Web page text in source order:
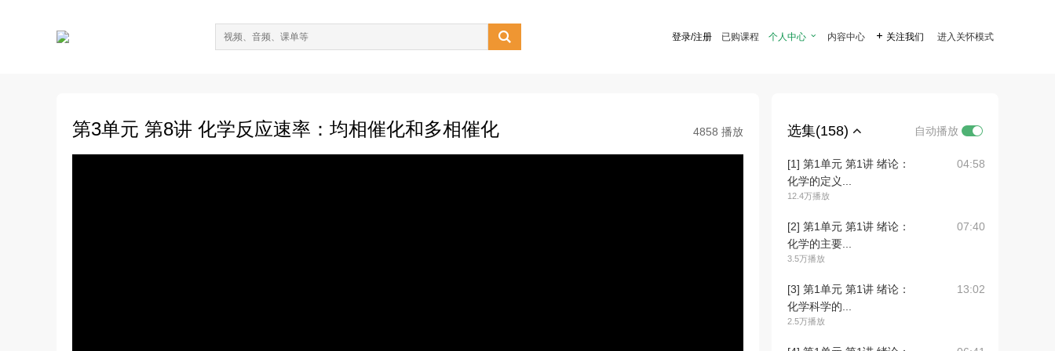
 登录/注册 已购课程 个人中心  内容中心  关注我们 进入关怀模式
第3单元 第8讲 化学反应速率：均相催化和多相催化 4858 播放 选集(158) 自动播放
[1] 第1单元 第1讲 绪论：
化学的定义...
12.4万播放
04:58
[2] 第1单元 第1讲 绪论：
化学的主要...
3.5万播放
07:40
[3] 第1单元 第1讲 绪论：
化学科学的...
2.5万播放
13:02